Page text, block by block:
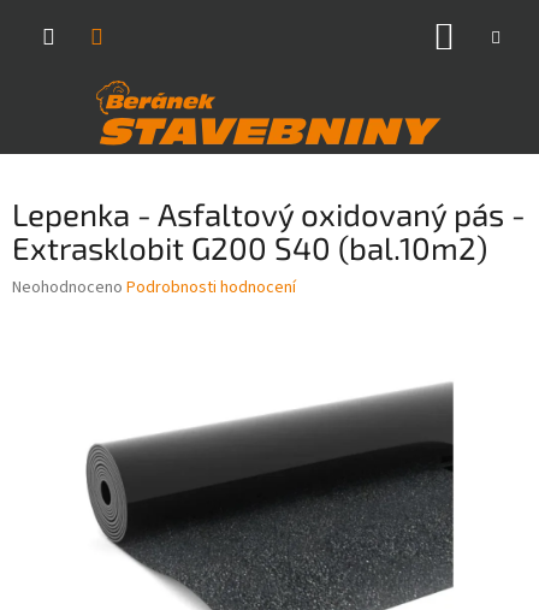
Lepenka - Asfaltový oxidovaný pás -
Extrasklobit G200 S40 (bal.10m2)
Průměrné
hvězdiček.
Neohodnoceno Podrobnosti hodnocení